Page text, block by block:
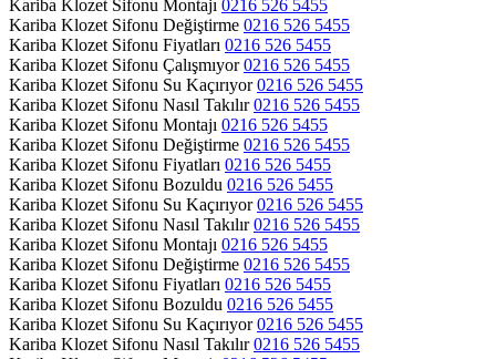
Kariba Klozet Sifonu Montajı 0216 526 5455
Kariba Klozet Sifonu Değiştirme 0216 526 5455
Kariba Klozet Sifonu Fiyatları 0216 526 5455
Kariba Klozet Sifonu Çalışmıyor0216 526 5455
Kariba Klozet Sifonu Su Kaçırıyor0216 526 5455
Kariba Klozet Sifonu Nasıl Takılır0216 526 5455
Kariba Klozet Sifonu Montajı 0216 526 5455
Kariba Klozet Sifonu Değiştirme 0216 526 5455
Kariba Klozet Sifonu Fiyatları 0216 526 5455
Kariba Klozet Sifonu Bozuldu 0216 526 5455
Kariba Klozet Sifonu Su Kaçırıyor0216 526 5455
Kariba Klozet Sifonu Nasıl Takılır0216 526 5455
Kariba Klozet Sifonu Montajı 0216 526 5455
Kariba Klozet Sifonu Değiştirme 0216 526 5455
Kariba Klozet Sifonu Fiyatları 0216 526 5455
Kariba Klozet Sifonu Bozuldu 0216 526 5455
Kariba Klozet Sifonu Su Kaçırıyor0216 526 5455
Kariba Klozet Sifonu Nasıl Takılır0216 526 5455